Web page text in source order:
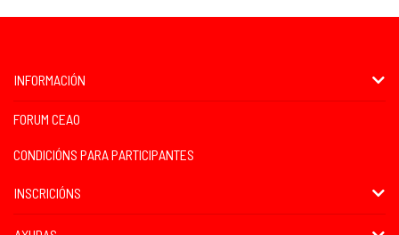
INFORMACIÓN
FORUM CEAO
CONDICIÓNS PARA PARTICIPANTES
INSCRICIÓNS